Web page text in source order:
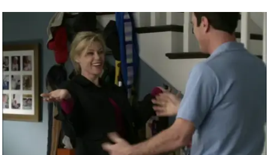
neox
Publicado:05 de noviembre de 2015, 11:49